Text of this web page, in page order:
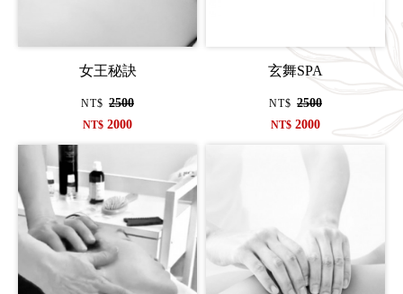
女王秘訣
NT$ 2500
NT$ 2000
玄舞SPA
NT$ 2500
NT$ 2000